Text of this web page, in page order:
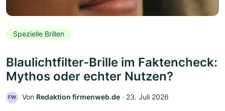
Spezielle Brillen
Blaulichtfilter-Brille im Faktencheck:
Mythos oder echter Nutzen?
FW Von Redaktion firmenweb.de ‧ 23. Juli 2026